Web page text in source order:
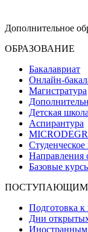
Дополнительное
ОБРАЗОВАНИЕ
Бакалавриат
Онлайн-
Магистратура
Детская школа
Аспирантура
Направления
Базовые
ПОСТУПАЮЩИМ
Подготовка
Дни
Иностранным